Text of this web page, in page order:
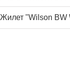
Жилет "Wilson BW